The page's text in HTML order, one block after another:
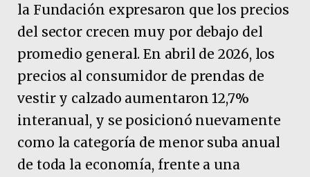
la Fundación expresaron que los precios
del sector crecen muy por debajo del
promedio general. En abril de 2026, los
precios al consumidor de prendas de
vestir y calzado aumentaron 12,7%
interanual, y se posicionó nuevamente
como la categoría de menor suba anual
de toda la economía, frente a una